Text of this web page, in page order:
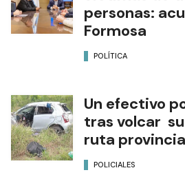
personas:
Formosa
POLÍTICA
Un efectivo
tras volcar
ruta
POLICIALES